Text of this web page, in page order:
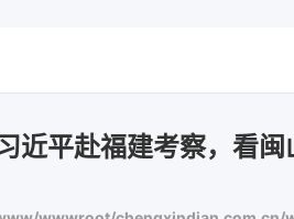
近平赴福建考察，看